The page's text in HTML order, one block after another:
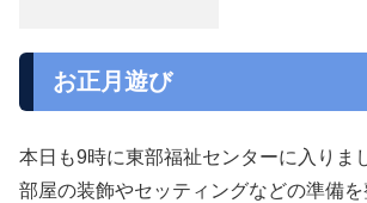
お正月遊び
本日も9時に東部福祉センターに入りま
部屋の装飾やセッティングなどの準備を